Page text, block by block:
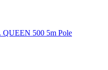
QUEEN 500 5m Pole